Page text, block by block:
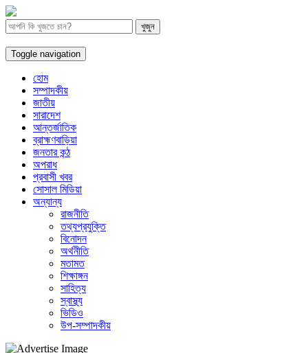
Toggle navigation
হোম
সম্পাদকীয়
জাতীয়
সারাদেশ
আন্তর্জাতিক
ব্রাহ্মণবাড়িয়া
জনতার কন্ঠ
অপরাধ
প্রবাসী খবর
সোসাল মিডিয়া
অন্যান্য
রাজনীতি
তথ্যপ্রযুক্তি
বিনোদন
অর্থনীতি
মতামত
শিক্ষাঙ্গন
সাহিত্য
স্বাস্থ্য
ভিডিও
উপ-সম্পাদকীয়